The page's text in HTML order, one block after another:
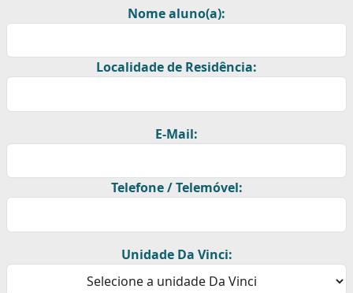
Nome aluno(a):
Localidade de Residência:
E-Mail:
Telefone / Telemóvel:
Unidade Da Vinci: